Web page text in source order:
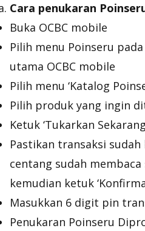
Cara penukaran
Buka OCBC mobile
Pilih menu Poinseru
utama OCBC mobile
Pilih menu ‘Katalog
Pilih produk yang ingin
Ketuk ‘Tukarkan
Pastikan transaksi
centang sudah
kemudian ketuk
Masukkan 6 digit pin
Penukaran Poinseru